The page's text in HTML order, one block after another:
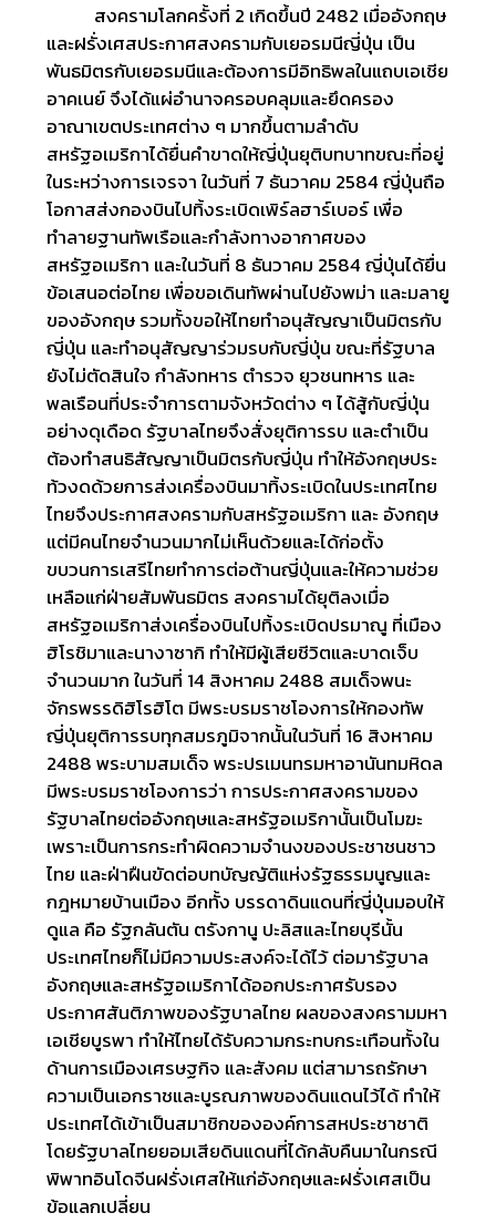
สงครามโลกครั้งที่ 2 เกิดขึ้นปี 2482 เมื่ออังกฤษ
และฝรั่งเศสประกาศสงครามกับเยอรมนีญี่ปุ่น เป็น
พันธมิตรกับเยอรมนีและต้องการมีอิทธิพลในแถบเอเชีย
อาคเนย์ จึงได้แผ่อำนาจครอบคลุมและยึดครอง
อาณาเขตประเทศต่าง ๆ มากขึ้นตามลำดับ
สหรัฐอเมริกาได้ยื่นคำขาดให้ญี่ปุ่นยุติบทบาทขณะที่อยู่
ในระหว่างการเจรจา ในวันที่ 7 ธันวาคม 2584 ญี่ปุ่นถือ
โอกาสส่งกองบินไปทิ้งระเบิดเพิร์ลฮาร์เบอร์ เพื่อ
ทำลายฐานทัพเรือและกำลังทางอากาศของ
สหรัฐอเมริกา และในวันที่ 8 ธันวาคม 2584 ญี่ปุ่นได้ยื่น
ข้อเสนอต่อไทย เพื่อขอเดินทัพผ่านไปยังพม่า และมลายู
ของอังกฤษ รวมทั้งขอให้ไทยทำอนุสัญญาเป็นมิตรกับ
ญี่ปุ่น และทำอนุสัญญาร่วมรบกับญี่ปุ่น ขณะที่รัฐบาล
ยังไม่ตัดสินใจ กำลังทหาร ตำรวจ ยุวชนทหาร และ
พลเรือนที่ประจำการตามจังหวัดต่าง ๆ ได้สู้กับญี่ปุ่น
อย่างดุเดือด รัฐบาลไทยจึงสั่งยุติการรบ และตำเป็น
ต้องทำสนธิสัญญาเป็นมิตรกับญี่ปุ่น ทำให้อังกฤษประ
ท้วงดด้วยการส่งเครื่องบินมาทิ้งระเบิดในประเทศไทย
ไทยจึงประกาศสงครามกับสหรัฐอเมริกา และ อังกฤษ
แต่มีคนไทยจำนวนมากไม่เห็นด้วยและได้ก่อตั้ง
ขบวนการเสรีไทยทำการต่อต้านญี่ปุ่นและให้ความช่วย
เหลือแก่ฝ่ายสัมพันธมิตร สงครามได้ยุติลงเมื่อ
สหรัฐอเมริกาส่งเครื่องบินไปทิ้งระเบิดปรมาณู ที่เมือง
ฮิโรชิมาและนางาซากิ ทำให้มีผู้เสียชีวิตและบาดเจ็บ
จำนวนมาก ในวันที่ 14 สิงหาคม 2488 สมเด็จพนะ
จักรพรรดิฮิโรฮิโต มีพระบรมราชโองการให้กองทัพ
ญี่ปุ่นยุติการรบทุกสมรภูมิจากนั้นในวันที่ 16 สิงหาคม
2488 พระบามสมเด็จ พระปรเมนทรมหาอานันทมหิดล
มีพระบรมราชโองการว่า การประกาศสงครามของ
รัฐบาลไทยต่ออังกฤษและสหรัฐอเมริกานั้นเป็นโมฆะ
เพราะเป็นการกระทำผิดความจำนงของประชาชนชาว
ไทย และฝ่าฝืนขัดต่อบทบัญญัติแห่งรัฐธรรมนูญและ
กฎหมายบ้านเมือง อีกทั้ง บรรดาดินแดนที่ญี่ปุ่นมอบให้
ดูแล คือ รัฐกลันตัน ตรังกานู ปะลิสและไทยบุรีนั้น
ประเทศไทยก็ไม่มีความประสงค์จะได้ไว้ ต่อมารัฐบาล
อังกฤษและสหรัฐอเมริกาได้ออกประกาศรับรอง
ประกาศสันติภาพของรัฐบาลไทย ผลของสงครามมหา
เอเชียบูรพา ทำให้ไทยได้รับความกระทบกระเทือนทั้งใน
ด้านการเมืองเศรษฐกิจ และสังคม แต่สามารถรักษา
ความเป็นเอกราชและบูรณภาพของดินแดนไว้ได้ ทำให้
ประเทศได้เข้าเป็นสมาชิกขององค์การสหประชาชาติ
โดยรัฐบาลไทยยอมเสียดินแดนที่ได้กลับคืนมาในกรณี
พิพาทอินโดจีนฝรั่งเศสให้แก่อังกฤษและฝรั่งเศสเป็น
ข้อแลกเปลี่ยน